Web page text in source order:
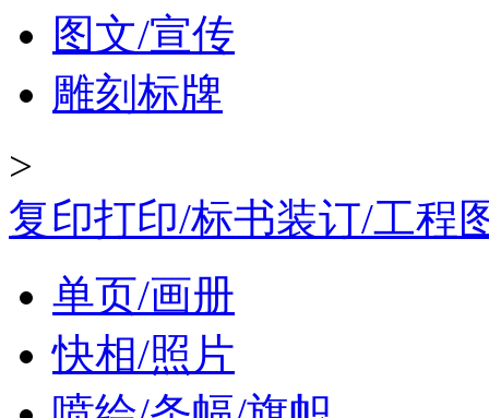
图文/宣传
雕刻标牌
>
复印打印/标书装订/工程
单页/画册
快相/照片